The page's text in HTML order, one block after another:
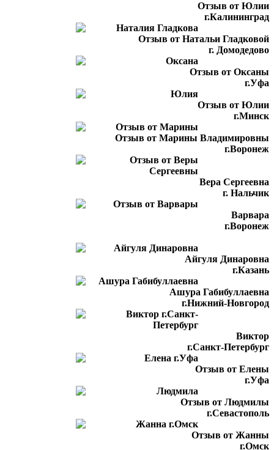
Отзыв от Юлии
г.Калининград
Отзыв от Натальи Гладковой
г. Домодедово
Отзыв от Оксаны
г.Уфа
Отзыв от Юлии
г.Минск
Отзыв от Марины Владимировны
г.Воронеж
Вера Сергеевна
г. Нальчик
Варвара
г.Воронеж
Айгуля Динаровна
г.Казань
Ашура Габибуллаевна
г.Нижний-Новгород
Виктор
г.Санкт-Петербург
Отзыв от Елены
г.Уфа
Отзыв от Людмилы
г.Севастополь
Отзыв от Жанны
г.Омск